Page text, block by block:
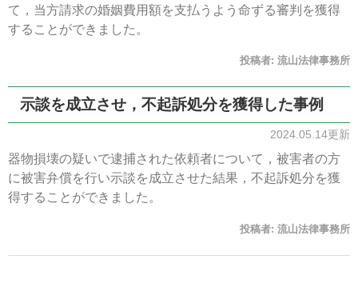
て，当方請求の婚姻費用額を支払うよう命ずる審判を獲得
することができました。
投稿者: 流山法律事務所
示談を成立させ，不起訴処分を獲得した事例
2024.05.14更新
器物損壊の疑いで逮捕された依頼者について，被害者の方
に被害弁償を行い示談を成立させた結果，不起訴処分を獲
得することができました。
投稿者: 流山法律事務所